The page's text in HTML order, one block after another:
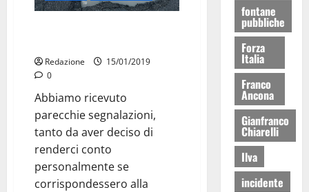
Redazione
15/01/2019
0
Abbiamo ricevuto
parecchie segnalazioni,
tanto da aver deciso di
renderci conto
personalmente se
corrispondessero alla
fontane
pubbliche
Forza
Italia
Franco
Ancona
Gianfranco
Chiarelli
Ilva
incidente